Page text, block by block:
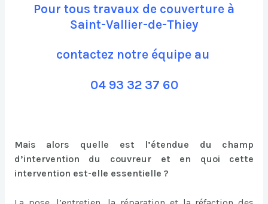
Pour tous travaux de couverture à
Saint-Vallier-de-Thiey
contactez notre équipe au
04 93 32 37 60
Mais alors quelle est l’étendue du champ
d’intervention du couvreur et en quoi cette
intervention est-elle essentielle ?